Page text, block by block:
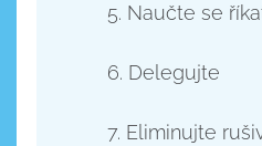
5. Naučte se
6. Delegujte
7. Eliminujte